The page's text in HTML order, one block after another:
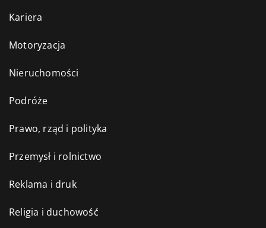
Kariera
Motoryzacja
Nieruchomości
Podróże
Prawo, rząd i polityka
Przemysł i rolnictwo
Reklama i druk
Religia i duchowość